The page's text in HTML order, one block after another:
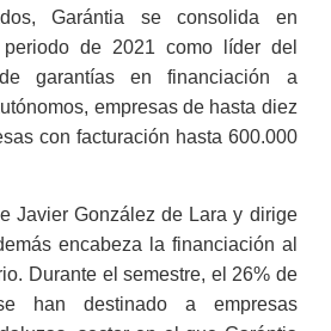
Garántia se consolida en
de 2021 como líder del
garantías en financiación a
empresas de hasta diez
con facturación hasta 600.000
Javier González de Lara y dirige
encabeza la financiación al
Durante el semestre, el 26% de
han destinado a empresas